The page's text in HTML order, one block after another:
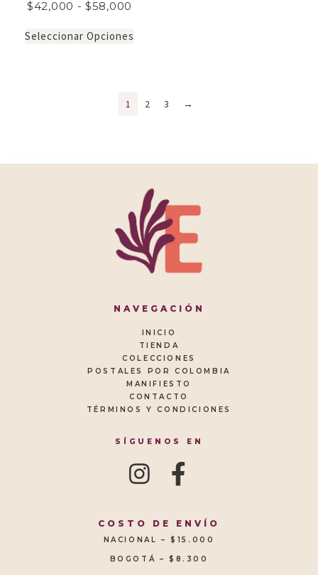
$42,000 - $58,000
Seleccionar Opciones
1 2 3 →
NAVEGACIÓN
INICIO
TIENDA
COLECCIONES
POSTALES POR COLOMBIA
MANIFIESTO
CONTACTO
TÉRMINOS Y CONDICIONES
SÍGUENOS EN
COSTO DE ENVÍO
NACIONAL – $15.000
BOGOTÁ – $8.300